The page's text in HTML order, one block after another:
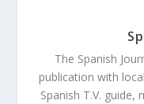
The Spanish
publication with
Spanish T.V.